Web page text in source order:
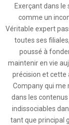
Exerçant dans
comme un
Véritable expert
toutes ses
poussé à
maintenir en vie
précision et cette
Company qui me
dans les
indissociables
tant que principal